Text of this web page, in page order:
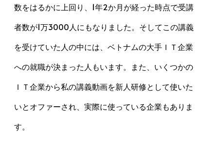
数をはるかに上回り、1年2か月が経った時点で受講
者数が1万3000人にもなりました。そしてこの講義
を受けていた人の中には、ベトナムの大手ＩＴ企業
への就職が決まった人もいます。また、いくつかの
ＩＴ企業から私の講義動画を新人研修として使いた
いとオファーされ、実際に使っている企業もありま
す。